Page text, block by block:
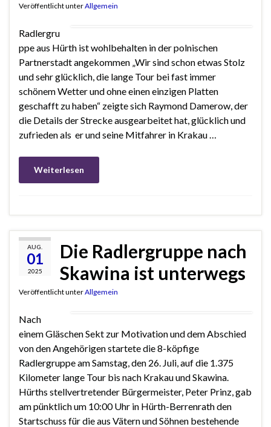
Veröffentlicht unterAllgemein
Radlergru
ppe aus Hürth ist wohlbehalten in der polnischen
Partnerstadt angekommen „Wir sind schon etwas Stolz
und sehr glücklich, die lange Tour bei fast immer
schönem Wetter und ohne einen einzigen Platten
geschafft zu haben“ zeigte sich Raymond Damerow, der
die Details der Strecke ausgearbeitet hat, glücklich und
zufrieden als er und seine Mitfahrer in Krakau …
Weiterlesen
AUG.
01
2025
Die Radlergruppe nach
Skawina ist unterwegs
Veröffentlicht unterAllgemein
Nach
einem Gläschen Sekt zur Motivation und dem Abschied
von den Angehörigen startete die 8-köpfige
Radlergruppe am Samstag, den 26. Juli, auf die 1.375
Kilometer lange Tour bis nach Krakau und Skawina.
Hürths stellvertretender Bürgermeister, Peter Prinz, gab
am pünktlich um 10:00 Uhr in Hürth-Berrenrath den
Startschuss für die aus Vätern und Söhnen bestehende